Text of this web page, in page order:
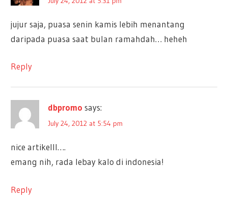
jujur saja, puasa senin kamis lebih menantang
daripada puasa saat bulan ramahdah… heheh
Reply
dbpromo says:
July 24, 2012 at 5:54 pm
nice artikelll….
emang nih, rada lebay kalo di indonesia!
Reply